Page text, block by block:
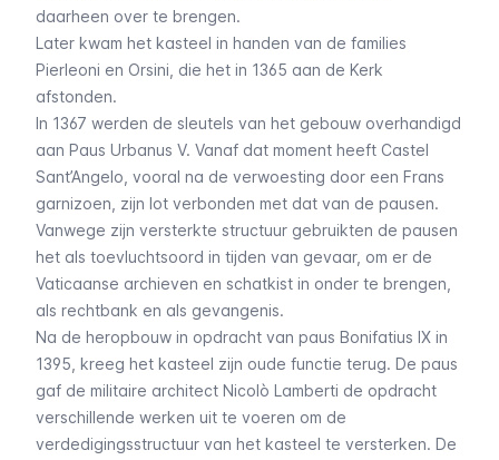
daarheen over te brengen.
Later kwam het kasteel in handen van de families
Pierleoni en Orsini, die het in 1365 aan de Kerk
afstonden.
In 1367 werden de sleutels van het gebouw overhandigd
aan Paus Urbanus V. Vanaf dat moment heeft Castel
Sant’Angelo, vooral na de verwoesting door een Frans
garnizoen, zijn lot verbonden met dat van de pausen.
Vanwege zijn versterkte structuur gebruikten de pausen
het als toevluchtsoord in tijden van gevaar, om er de
Vaticaanse archieven en schatkist in onder te brengen,
als rechtbank en als gevangenis.
Na de heropbouw in opdracht van paus Bonifatius IX in
1395, kreeg het kasteel zijn oude functie terug. De paus
gaf de militaire architect Nicolò Lamberti de opdracht
verschillende werken uit te voeren om de
verdedigingsstructuur van het kasteel te versterken. De